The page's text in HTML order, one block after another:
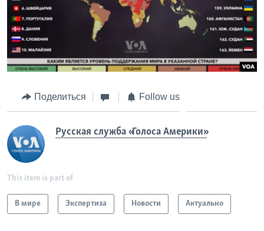
Поделиться Follow us
Русская служба «Голоса Америки»
This item is part of
В мире Экспертиза Новости Актуально